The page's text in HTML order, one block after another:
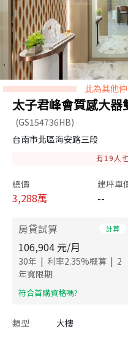
此為其他
太子君峰會質感大器
(GS154736HB)
台南市北區海安路三段
有19 人
總價
3,288萬
建坪單
--
房貸試算 計算
106,904 元/月
30年 | 利率2.35%概算 | 2
年寬限期
​符合首購資格嗎?
類型 大樓